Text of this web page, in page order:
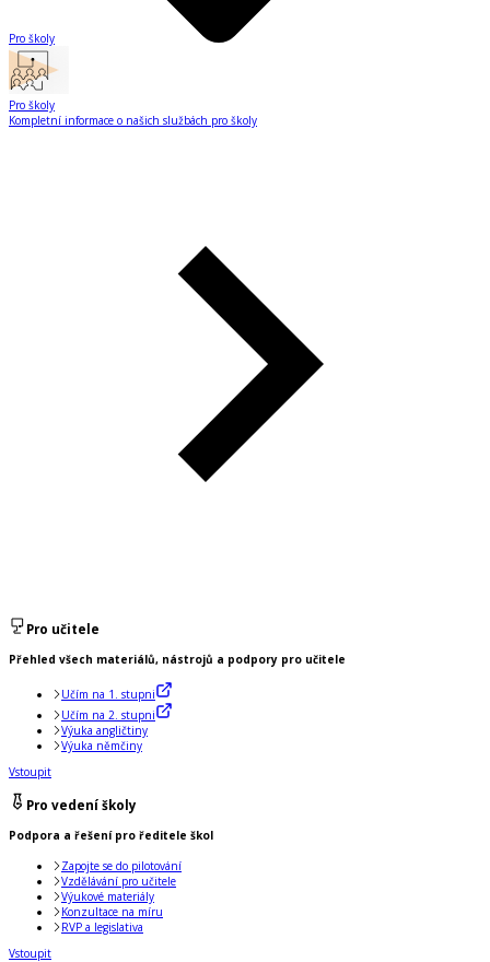
Pro školy
Pro školy
Kompletní informace o našich službách pro školy
Pro učitele
Přehled všech materiálů, nástrojů a podpory pro učitele
Učím na 1. stupni
Učím na 2. stupni
Výuka angličtiny
Výuka němčiny
Vstoupit
Pro vedení školy
Podpora a řešení pro ředitele škol
Zapojte se do pilotování
Vzdělávání pro učitele
Výukové materiály
Konzultace na míru
RVP a legislativa
Vstoupit